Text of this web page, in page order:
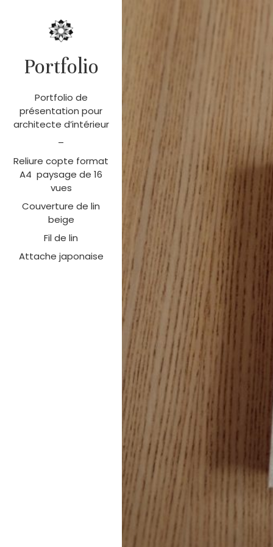
Portfolio
Portfolio de
présentation pour
architecte d’intérieur
–
Reliure copte format
A4 paysage de 16
vues
Couverture de lin
beige
Fil de lin
Attache japonaise